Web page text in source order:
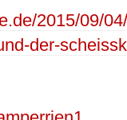
2015/09/
der-